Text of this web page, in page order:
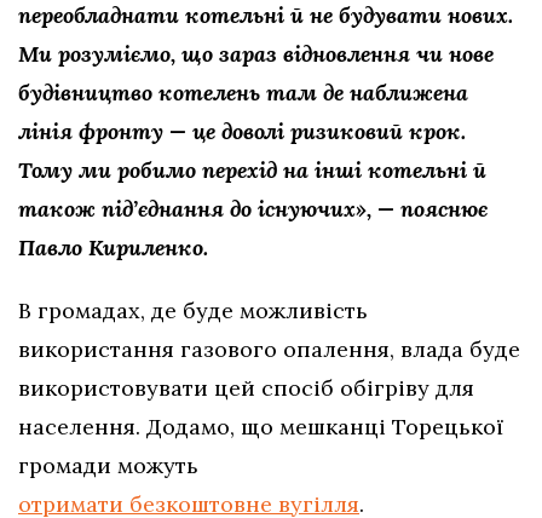
переобладнати котельні й не будувати нових.
Ми розуміємо, що зараз відновлення чи нове
будівництво котелень там де наближена
лінія фронту — це доволі ризиковий крок.
Тому ми робимо перехід на інші котельні й
також під’єднання до існуючих», — пояснює
Павло Кириленко.
В громадах, де буде можливість
використання газового опалення, влада буде
використовувати цей спосіб обігріву для
населення. Додамо, що мешканці Торецької
громади можуть
отримати безкоштовне вугілля.